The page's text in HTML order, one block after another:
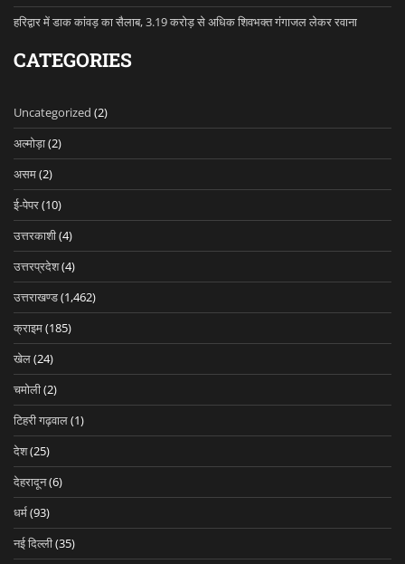
हरिद्वार में डाक कांवड़ का सैलाब, 3.19 करोड़ से अधिक शिवभक्त गंगाजल लेकर रवाना
CATEGORIES
Uncategorized (2)
अल्मोड़ा(2)
असम(2)
ई-पेपर(10)
उत्तरकाशी(4)
उत्तरप्रदेश(4)
उत्तराखण्ड(1,462)
क्राइम(185)
खेल(24)
चमोली(2)
टिहरी गढ़वाल(1)
देश(25)
देहरादून(6)
धर्म(93)
नई दिल्ली(35)